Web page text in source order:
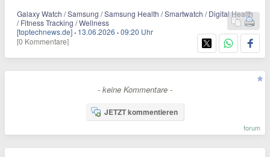
Galaxy Watch / Samsung / Samsung Health / Smartwatch / Digital Health
/ Fitness Tracking / Wellness
[toptechnews.de] · 13.06.2026 ·09:20 Uhr
[0 Kommentare]
- keine Kommentare -
JETZT kommentieren
forum